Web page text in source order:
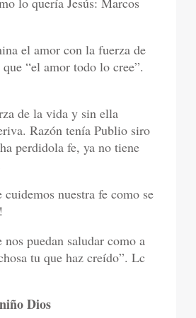
el amor con la fuerza de
“el amor todo lo cree”.
de la vida y sin ella
Razón tenía Publio siro
perdidola fe, ya no tiene
cuidemos nuestra fe como se
nos puedan saludar como a
tu que haz creído”. Lc
Dios